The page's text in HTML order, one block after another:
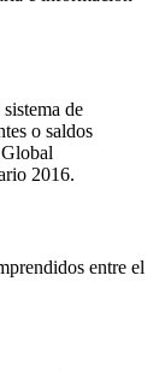
de
o saldos
2016.
entre el